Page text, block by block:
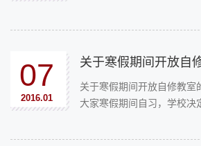
07
2016.01
关于寒假期间开放自
关于寒假期间开放自修教室
大家寒假期间自习，学校决